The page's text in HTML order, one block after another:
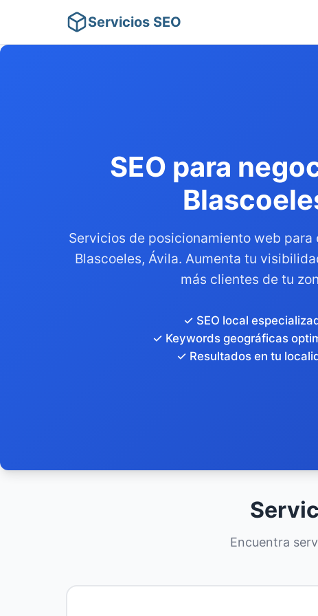
Servicios SEO
SEO para
Servicios de posicionamiento web para
Blascoeles, Ávila. Aumenta tu
más clientes de tu
✓ SEO local
✓ Keywords geográficas
✓ Resultados en tu
Encuentra